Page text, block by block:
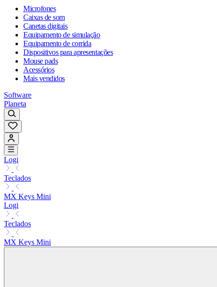
Microfones
Caixas de som
Canetas digitais
Equipamento de simulação
Equipamento de corrida
Dispositivos para apresentações
Mouse pads
Acessórios
Mais vendidos
Software
Planeta
Logi
Teclados
MX Keys Mini
Logi
Teclados
MX Keys Mini